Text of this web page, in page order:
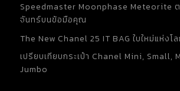
Speedmaster Moonphase Meteorite
จันทร์บนข้อมือคุณ
The New Chanel 25 IT BAG ใบใหม่แห่งโ
เปรียบเทียบกระเป๋า Chanel Mini, Small,
Jumbo